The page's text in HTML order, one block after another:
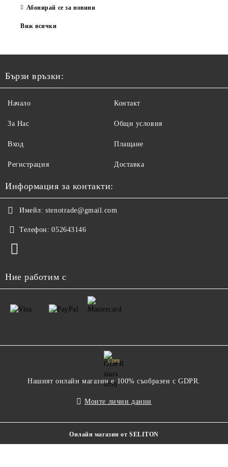
Абонирай се за новини
Виж всички
Бързи връзки:
Начало
За Нас
Вход
Регистрация
Контакт
Общи условия
Плащане
Доставка
Информация за контакти:
Имейл: stenotrade@gmail.com
Телефон: 052643146
Ние работим с
GDPR
Нашият онлайн магазин е 100% съобразен с GDPR.
Моите лични данни
Онлайн магазин от SELITON